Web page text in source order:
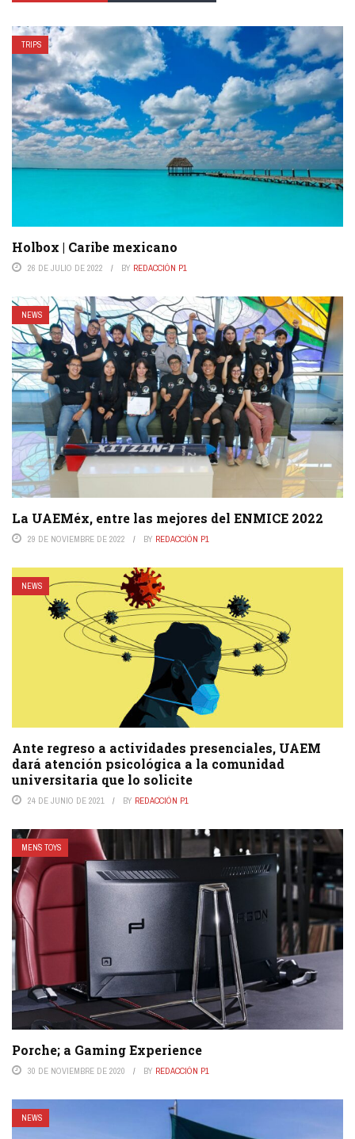
TRIPS
Holbox | Caribe mexicano
26 DE JULIO DE 2022 BY REDACCIÓN P1
NEWS
La UAEMéx, entre las mejores del ENMICE 2022
29 DE NOVIEMBRE DE 2022 BY REDACCIÓN P1
NEWS
Ante regreso a actividades presenciales, UAEM
dará atención psicológica a la comunidad
universitaria que lo solicite
24 DE JUNIO DE 2021 BY REDACCIÓN P1
MEN´S TOYS
Porche; a Gaming Experience
30 DE NOVIEMBRE DE 2020 BY REDACCIÓN P1
NEWS